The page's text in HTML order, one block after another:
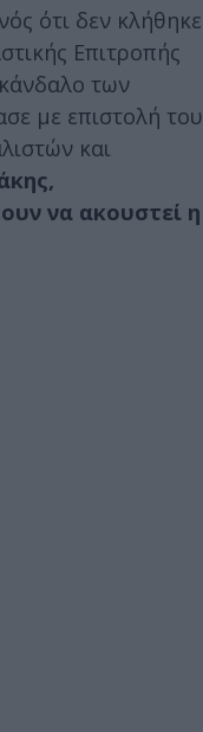
ότι δεν κλήθηκε
Επιτροπής
των
με επιστολή του
και
να ακουστεί η